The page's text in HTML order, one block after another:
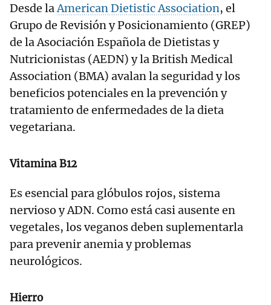
Desde laAmerican Dietistic Association, el
Grupo de Revisión y Posicionamiento (GREP)
de la Asociación Española de Dietistas y
Nutricionistas (AEDN) y la British Medical
Association (BMA) avalan la seguridad y los
beneficios potenciales en la prevención y
tratamiento de enfermedades de la dieta
vegetariana.
Vitamina B12
Es esencial para glóbulos rojos, sistema
nervioso y ADN. Como está casi ausente en
vegetales, los veganos deben suplementarla
para prevenir anemia y problemas
neurológicos.
Hierro